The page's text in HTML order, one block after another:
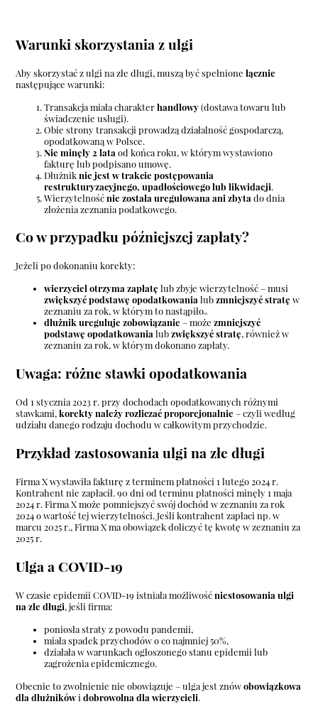
Warunki skorzystania z ulgi
Aby skorzystać z ulgi na złe długi, muszą być spełnionełącznie
następujące warunki:
Transakcja miała charakterhandlowy(dostawa towaru lub
świadczenie usługi).
Obie strony transakcji prowadzą działalność gospodarczą,
opodatkowaną w Polsce.
Nie minęły 2 lata od końca roku, w którym wystawiono
fakturę lub podpisano umowę.
Dłużniknie jest w trakcie postępowania
restrukturyzacyjnego, upadłościowego lub likwidacji.
Wierzytelnośćnie została uregulowana ani zbyta do dnia
złożenia zeznania podatkowego.
Co w przypadku późniejszej zapłaty?
Jeżeli po dokonaniu korekty:
wierzyciel otrzyma zapłatę lub zbyje wierzytelność – musi
zwiększyć podstawę opodatkowanialubzmniejszyć stratę w
zeznaniu za rok, w którym to nastąpiło
dłużnik ureguluje zobowiązanie – możezmniejszyć
podstawę opodatkowanialubzwiększyć stratę, również w
zeznaniu za rok, w którym dokonano zapłaty.
Uwaga: różne stawki opodatkowania
Od 1 stycznia 2023 r. przy dochodach opodatkowanych różnymi
stawkami,korekty należy rozliczać proporcjonalnie – czyli według
udziału danego rodzaju dochodu w całkowitym przychodzie.
Przykład zastosowania ulgi na złe długi
Firma X wystawiła fakturę z terminem płatności 1 lutego 2024 r.
Kontrahent nie zapłacił. 90 dni od terminu płatności minęły 1 maja
2024 r. Firma X może pomniejszyć swój dochód w zeznaniu za rok
2024 o wartość tej wierzytelności. Jeśli kontrahent zapłaci np. w
marcu 2025 r., Firma X ma obowiązek doliczyć tę kwotę w zeznaniu za
2025 r.
Ulga a COVID-19
W czasie epidemii COVID-19 istniała możliwośćniestosowania ulgi
na złe długi, jeśli firma:
poniosła straty z powodu pandemii,
miała spadek przychodów o co najmniej 50%,
działała w warunkach ogłoszonego stanu epidemii lub
zagrożenia epidemicznego.
Obecnie to zwolnienie nie obowiązuje – ulga jest znówobowiązkowa
dla dłużnikówidobrowolna dla wierzycieli.